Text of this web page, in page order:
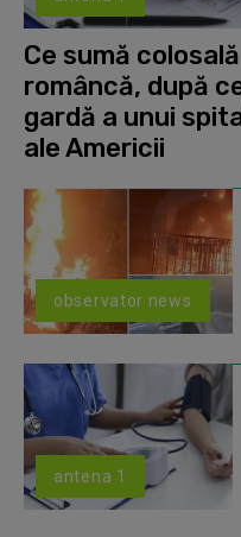
Ce sumă
româncă, după
gardă a unui
ale Americii
observator news
antena 1